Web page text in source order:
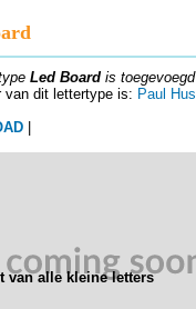
Led Board is
van dit lettertype is: Paul
van alle kleine letters